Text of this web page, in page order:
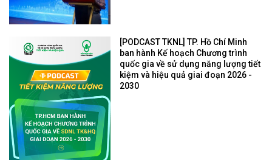
[PODCAST TKNL] TP. Hồ Chí Minh
ban hành Kế hoạch Chương trình
quốc gia về sử dụng năng lượng tiết
kiệm và hiệu quả giai đoạn 2026 -
2030